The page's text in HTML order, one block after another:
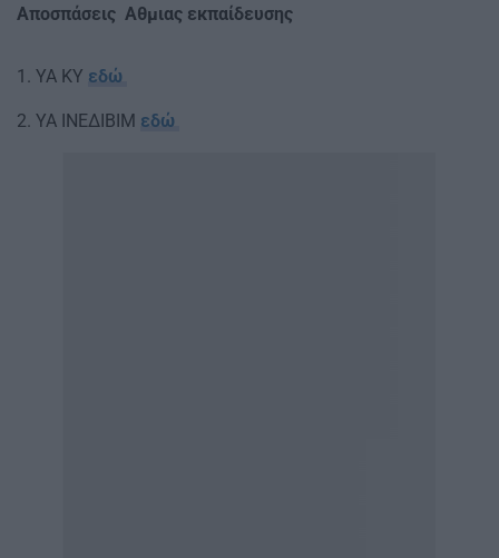
Αποσπάσεις Αθμιας εκπαίδευσης
1. ΥΑ ΚΥ εδώ
2. ΥΑ ΙΝΕΔΙΒΙΜ εδώ